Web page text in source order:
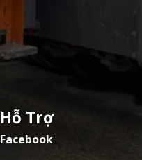
Hỗ Trợ
Facebook